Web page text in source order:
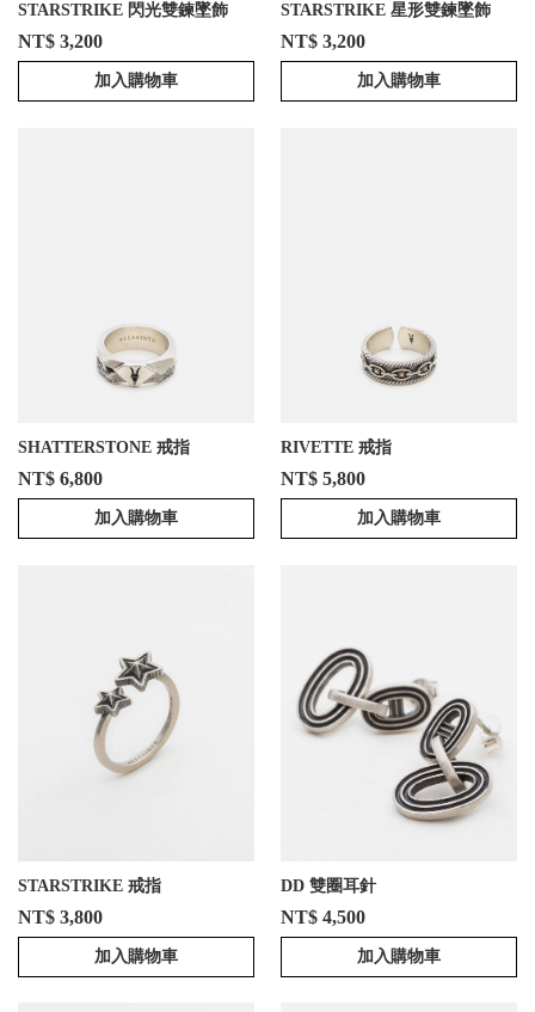
STARSTRIKE 閃光雙鍊墜飾
NT$ 3,200
加入購物車
STARSTRIKE 星形雙鍊墜飾
NT$ 3,200
加入購物車
SHATTERSTONE 戒指
NT$ 6,800
加入購物車
RIVETTE 戒指
NT$ 5,800
加入購物車
STARSTRIKE 戒指
NT$ 3,800
加入購物車
DD 雙圈耳針
NT$ 4,500
加入購物車